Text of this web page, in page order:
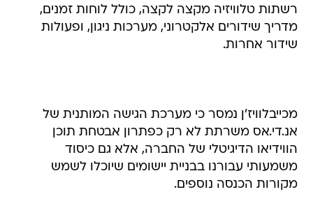
רשתות טלוויזיה מקצה לקצה, כולל לוחות זמנים,
מדריך שידורים אלקטרוני, מערכות ניגון, ופעולות
שידור אחרות.
מכייבלוויז'ן נמסר כי מערכת הגישה המותנית של
אנ.די.אס משרתת לא רק כפתרון אבטחת תוכן
הווידיאו הדיגיטלי של החברה, אלא גם כיסוד
משמעותי עבורנו בבניית יישומים שיוכלו לשמש
מקורות הכנסה נוספים.